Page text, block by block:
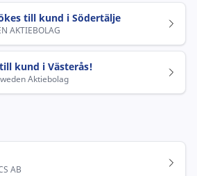
till kund i Södertälje
AKTIEBOLAG
kund i Västerås!
Aktiebolag
AB